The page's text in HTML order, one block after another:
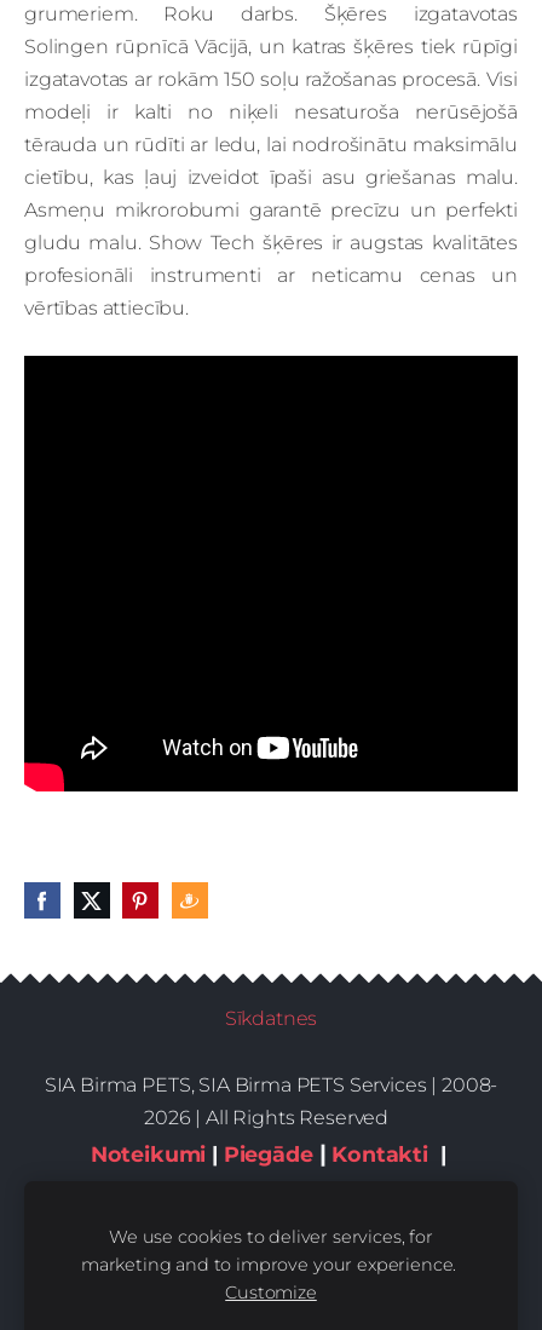
grumeriem.
Roku darbs. Šķēres izgatavotas
Solingen rūpnīcā Vācijā, un katras šķēres tiek rūpīgi
izgatavotas ar rokām 150 soļu ražošanas procesā. Visi
modeļi ir kalti no niķeli nesaturoša nerūsējošā
tērauda un rūdīti ar ledu, lai nodrošinātu maksimālu
cietību, kas ļauj izveidot īpaši asu griešanas malu.
Asmeņu mikrorobumi garantē precīzu un perfekti
gludu malu. Show Tech šķēres ir augstas kvalitātes
profesionāli instrumenti ar neticamu cenas un
vērtības attiecību.
Sīkdatnes
SIA Birma PETS, SIA Birma PETS Services | 2008-
2026 | All Rights Reserved
Noteikumi | Piegāde | Kontakti|
We use cookies to deliver services, for
marketing and to improve your experience.
Customize